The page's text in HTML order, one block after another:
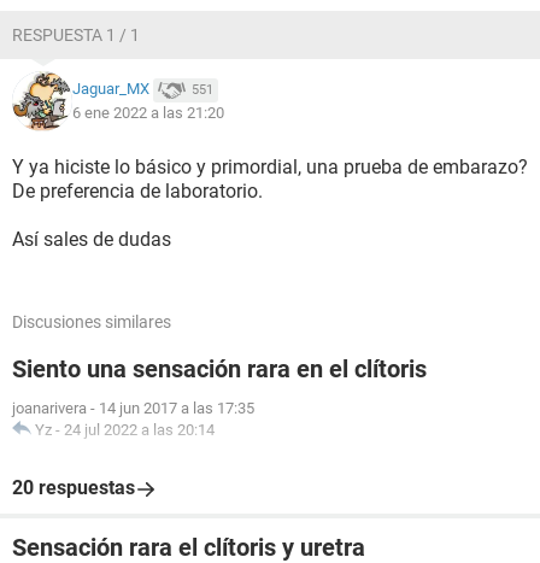
RESPUESTA 1 / 1
Jaguar_MX 551
6 ene 2022 a las 21:20
Y ya hiciste lo básico y primordial, una prueba de embarazo?
De preferencia de laboratorio.
Así sales de dudas
Discusiones similares
Siento una sensación rara en el clítoris
joanarivera - 14 jun 2017 a las 17:35
Yz - 24 jul 2022 a las 20:14
20 respuestas
Sensación rara el clítoris y uretra